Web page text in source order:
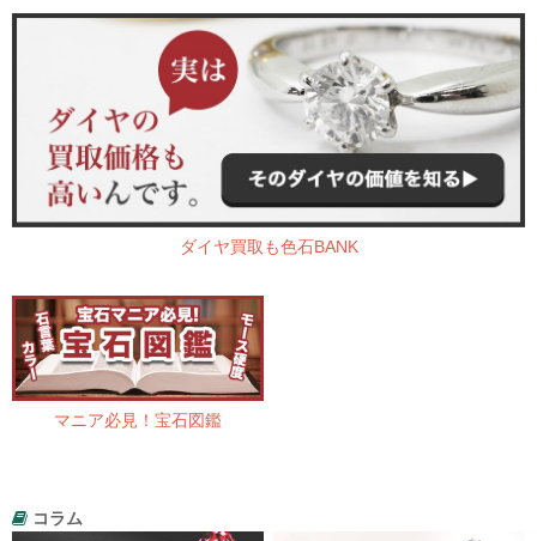
ダイヤ買取も色石BANK
マニア必見！宝石図鑑
コラム